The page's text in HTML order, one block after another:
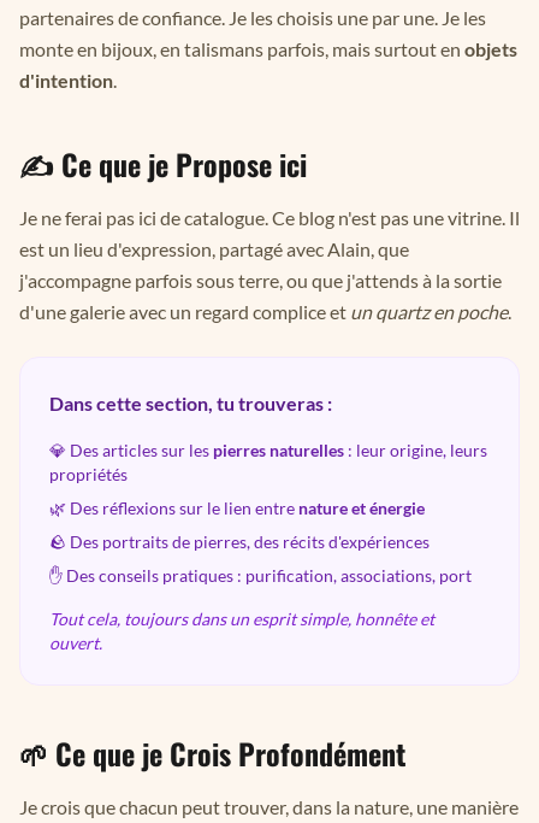
partenaires de confiance. Je les choisis une par une. Je les
monte en bijoux, en talismans parfois, mais surtout en objets
d'intention
✍️ Ce que je Propose ici
Je ne ferai pas ici de catalogue. Ce blog n'est pas une vitrine. Il
est un lieu d'expression, partagé avec Alain, que
j'accompagne parfois sous terre, ou que j'attends à la sortie
d'une galerie avec un regard complice et un quartz en poche.
Dans cette section, tu trouveras :
💎 Des articles sur les pierres naturelles : leur origine, leurs
propriétés
🌿 Des réflexions sur le lien entre nature et énergie
🪨 Des portraits de pierres, des récits d'expériences
✋ Des conseils pratiques : purification, associations, port
Tout cela, toujours dans un esprit simple, honnête et
ouvert.
🌱 Ce que je Crois Profondément
Je crois que chacun peut trouver, dans la nature, une manière